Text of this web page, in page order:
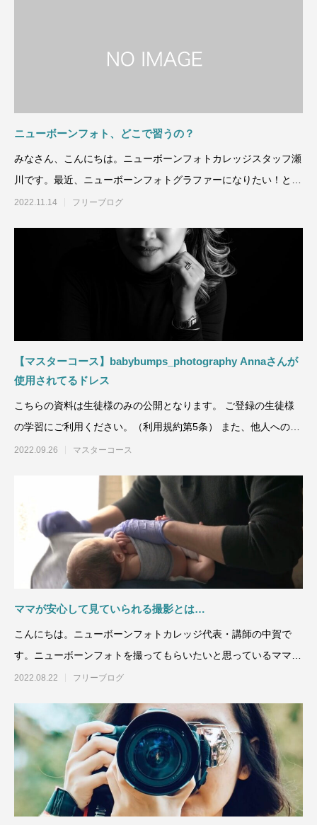
ニューボーンフォト、どこで習うの？
みなさん、こんにちは。ニューボーンフォトカレッジスタッフ瀬
川です。最近、ニューボーンフォトグラファーになりたい！とい
う方が
2022.11.14 フリーブログ
【マスターコース】babybumps_photography Annaさんが
使用されてるドレス
こちらの資料は生徒様のみの公開となります。 ご登録の生徒様
の学習にご利用ください。（利用規約第5条） また、他人への譲
渡、
2022.09.26 マスターコース
ママが安心して見ていられる撮影とは…
こんにちは。ニューボーンフォトカレッジ代表・講師の中賀で
す。ニューボーンフォトを撮ってもらいたいと思っているママが
リラック
2022.08.22 フリーブログ